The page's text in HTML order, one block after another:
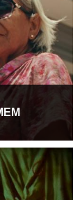
o vítězích.